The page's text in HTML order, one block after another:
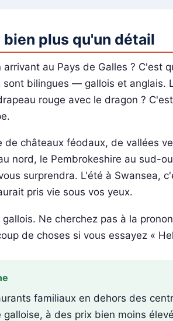
plus qu'un détail
au Pays de Galles ? C'est
sont bilingues — gallois et anglais.
rouge avec le dragon ?
de châteaux féodaux, de vallées
nord, le Pembrokeshire au sud-
surprendra. L'été à Swansea,
pris vie sous vos yeux.
Ne cherchez pas à la
de choses si vous essayez «
familiaux en dehors des
à des prix bien moins